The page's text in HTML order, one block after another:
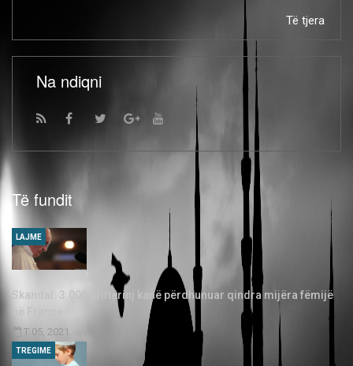
Të tjera
Na ndiqni
Të fundit
Skandal: 3.000 priftërinj kanë përdhunuar qindra mijëra fëmijë
T 05, 2021
LAJME
TREGIME